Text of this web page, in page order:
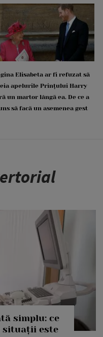
Elisabeta ar fi refuzat să
apelurile Prințului Harry
un martor lângă ea. De ce a
să facă un asemenea gest
simplu: ce
situații este